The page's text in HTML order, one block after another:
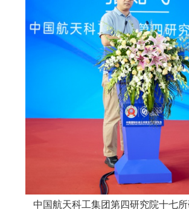
中国航天科工集团第四研究院十七所